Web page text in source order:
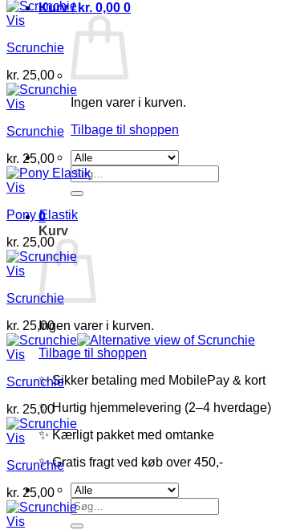
Kurv / kr. 0,00 0
Ingen varer i kurven.
Tilbage til shoppen
Søg
efter:
0
Kurv
Ingen varer i kurven.
Tilbage til shoppen
✨ Sikker betaling med MobilePay & kort
✨ Hurtig hjemmelevering (2–4 hverdage)
✨ Kærligt pakket med omtanke
✨ Gratis fragt ved køb over 450,-
Søg
efter:
Vis
Scrunchie
kr. 25,00
Vis
Scrunchie
kr. 25,00
Vis
Pony Elastik
kr. 25,00
Vis
Scrunchie
kr. 25,00
Vis
Scrunchie
kr. 25,00
Vis
Scrunchie
kr. 25,00
Vis